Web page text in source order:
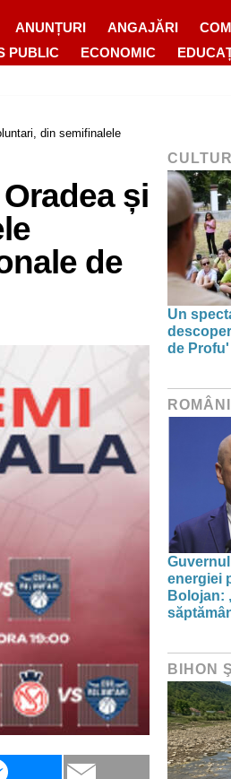
ANUNȚURI ANGAJĂRI
PUBLIC ECONOMIC
din semifinalele
și
de
Un
de
energiei
Bolojan:
BIHON